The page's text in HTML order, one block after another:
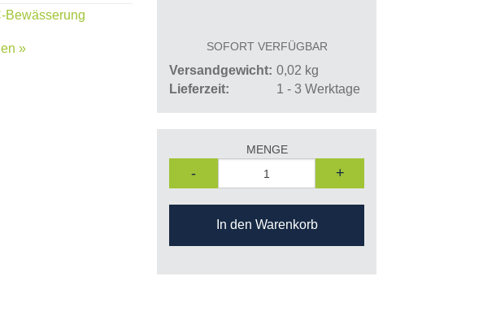
Bewässerung
» SOFORT VERFÜGBAR
Versandgewicht 0,02 kg
Lieferzeit
1 - 3 Werktage
MENGE
- +
In den Warenkorb